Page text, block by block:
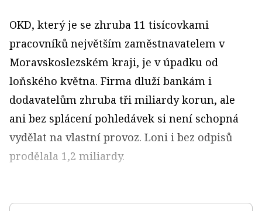
OKD, který je se zhruba 11 tisícovkami
pracovníků největším zaměstnavatelem v
Moravskoslezském kraji, je v úpadku od
loňského května. Firma dluží bankám i
dodavatelům zhruba tři miliardy korun, ale
ani bez splácení pohledávek si není schopná
vydělat na vlastní provoz. Loni i bez odpisů
prodělala 1,2 miliardy.